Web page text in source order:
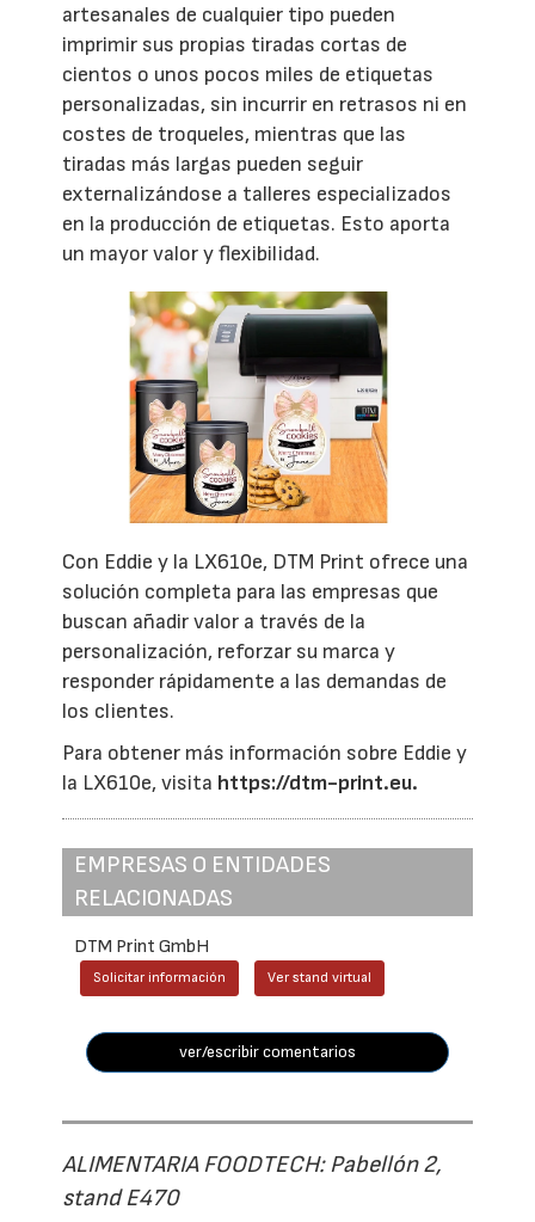
artesanales de cualquier tipo pueden
imprimir sus propias tiradas cortas de
cientos o unos pocos miles de etiquetas
personalizadas, sin incurrir en retrasos ni en
costes de troqueles, mientras que las
tiradas más largas pueden seguir
externalizándose a talleres especializados
en la producción de etiquetas. Esto aporta
un mayor valor y flexibilidad.
Con Eddie y la LX610e, DTM Print ofrece una
solución completa para las empresas que
buscan añadir valor a través de la
personalización, reforzar su marca y
responder rápidamente a las demandas de
los clientes.
Para obtener más información sobre Eddie y
la LX610e, visita https://dtm-print.eu.
EMPRESAS O ENTIDADES
RELACIONADAS
DTM Print GmbH
Solicitar información Ver stand virtual
ver/escribir comentarios
ALIMENTARIA FOODTECH: Pabellón 2,
stand E470